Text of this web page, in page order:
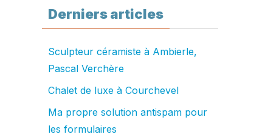
Derniers articles
Sculpteur céramiste à Ambierle,
Pascal Verchère
Chalet de luxe à Courchevel
Ma propre solution antispam pour
les formulaires